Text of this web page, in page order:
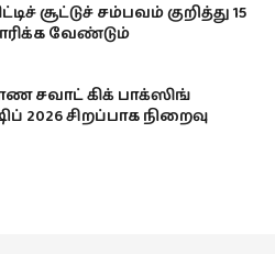
சூட்டுச் சம்பவம் குறித்து 15
வேண்டும்
சவாட் கிக் பாக்ஸிங்
2026 சிறப்பாக நிறைவு